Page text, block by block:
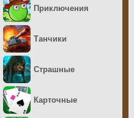
Приключения
Танчики
Страшные
Карточные